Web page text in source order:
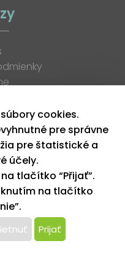
| Všetky práva vyhradené
design by MFP
služieb,
cookies.
pre správne
pre štatistické a
účely.
tlačítko “Přijať”.
na tlačítko
Prijať